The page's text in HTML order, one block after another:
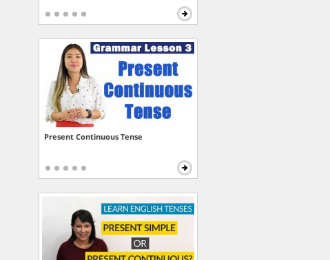
Present Continuous Tense